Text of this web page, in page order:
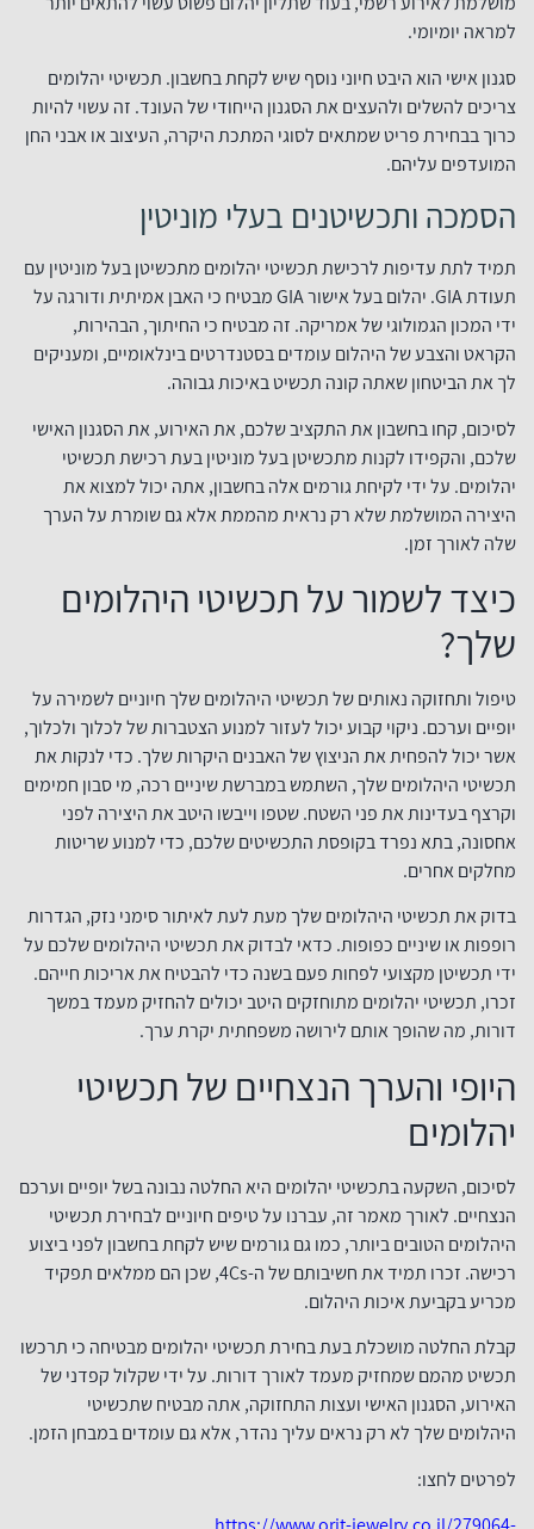
למראה יומיומי.
סגנון אישי הוא היבט חיוני נוסף שיש לקחת בחשבון. תכשיטי יהלומים
צריכים להשלים ולהעצים את הסגנון הייחודי של העונד. זה עשוי להיות
כרוך בבחירת פריט שמתאים לסוגי המתכת היקרה, העיצוב או אבני החן
המועדפים עליהם.
הסמכה ותכשיטנים בעלי מוניטין
תמיד לתת עדיפות לרכישת תכשיטי יהלומים מתכשיטן בעל מוניטין עם
תעודת GIA. יהלום בעל אישור GIA מבטיח כי האבן אמיתית ודורגה על
ידי המכון הגמולוגי של אמריקה. זה מבטיח כי החיתוך, הבהירות,
הקראט והצבע של היהלום עומדים בסטנדרטים בינלאומיים, ומעניקים
לך את הביטחון שאתה קונה תכשיט באיכות גבוהה.
לסיכום, קחו בחשבון את התקציב שלכם, את האירוע, את הסגנון האישי
שלכם, והקפידו לקנות מתכשיטן בעל מוניטין בעת רכישת תכשיטי
יהלומים. על ידי לקיחת גורמים אלה בחשבון, אתה יכול למצוא את
היצירה המושלמת שלא רק נראית מהממת אלא גם שומרת על הערך
שלה לאורך זמן.
כיצד לשמור על תכשיטי היהלומים
שלך?
טיפול ותחזוקה נאותים של תכשיטי היהלומים שלך חיוניים לשמירה על
יופיים וערכם. ניקוי קבוע יכול לעזור למנוע הצטברות של לכלוך ולכלוך,
אשר יכול להפחית את הניצוץ של האבנים היקרות שלך. כדי לנקות את
תכשיטי היהלומים שלך, השתמש במברשת שיניים רכה, מי סבון חמימים
וקרצף בעדינות את פני השטח. שטפו וייבשו היטב את היצירה לפני
אחסונה, בתא נפרד בקופסת התכשיטים שלכם, כדי למנוע שריטות
מחלקים אחרים.
בדוק את תכשיטי היהלומים שלך מעת לעת לאיתור סימני נזק, הגדרות
רופפות או שיניים כפופות. כדאי לבדוק את תכשיטי היהלומים שלכם על
ידי תכשיטן מקצועי לפחות פעם בשנה כדי להבטיח את אריכות חייהם.
זכרו, תכשיטי יהלומים מתוחזקים היטב יכולים להחזיק מעמד במשך
דורות, מה שהופך אותם לירושה משפחתית יקרת ערך.
היופי והערך הנצחיים של תכשיטי
יהלומים
לסיכום, השקעה בתכשיטי יהלומים היא החלטה נבונה בשל יופיים וערכם
הנצחיים. לאורך מאמר זה, עברנו על טיפים חיוניים לבחירת תכשיטי
היהלומים הטובים ביותר, כמו גם גורמים שיש לקחת בחשבון לפני ביצוע
רכישה. זכרו תמיד את חשיבותם של ה-4Cs, שכן הם ממלאים תפקיד
מכריע בקביעת איכות היהלום.
קבלת החלטה מושכלת בעת בחירת תכשיטי יהלומים מבטיחה כי תרכשו
תכשיט מהמם שמחזיק מעמד לאורך דורות. על ידי שקלול קפדני של
האירוע, הסגנון האישי ועצות התחזוקה, אתה מבטיח שתכשיטי
היהלומים שלך לא רק נראים עליך נהדר, אלא גם עומדים במבחן הזמן.
לפרטים לחצו: